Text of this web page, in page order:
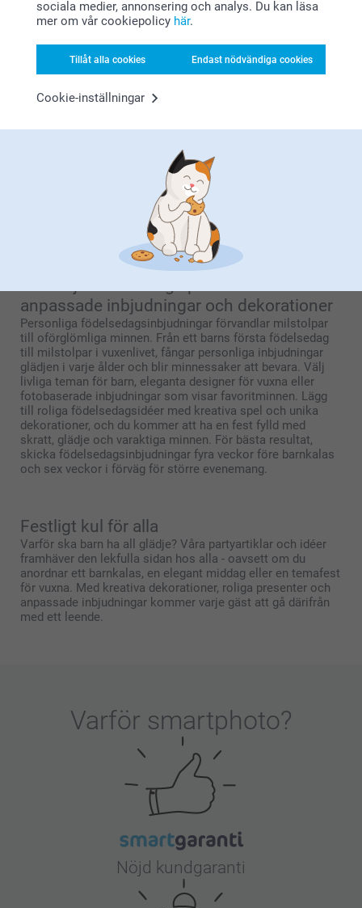
sociala medier, annonsering och analys. Du kan läsa
mer om vår cookiepolicy här.
Tillåt alla cookies Endast nödvändiga cookies
Cookie-inställningar
tropiska luauer till eleganta svart-och-guld-soaréer, skapar
unika teman ett oförglömligt party. Dessa idéer handlar inte
minnesskapare och den hemliga ingrediensen till spontana
dansutmaningar. Oavsett tillfälle förvandlar rätt tema en
Vem säger att du behöver en milstolpe för att ha en fest?
Några av de bästa minnena skapas under spontana ”bara
för att” firanden. Från improviserade middagar med vänner
till överraskningsfester i trädgården, våra lekfulla idéer och
udda dekorationer gör vilken vanlig dag som helst värd att
anpassade inbjudningar och dekorationer
Personliga födelsedagsinbjudningar förvandlar milstolpar
till oförglömliga minnen. Från ett barns första födelsedag
till milstolpar i vuxenlivet, fångar personliga inbjudningar
glädjen i varje ålder och blir minnessaker att bevara. Välj
livliga teman för barn, eleganta designer för vuxna eller
fotobaserade inbjudningar som visar favoritminnen. Lägg
till roliga födelsedagsidéer med kreativa spel och unika
dekorationer, och du kommer att ha en fest fylld med
skratt, glädje och varaktiga minnen. För bästa resultat,
skicka födelsedagsinbjudningar fyra veckor före barnkalas
och sex veckor i förväg för större evenemang.
Festligt kul för alla
Varför ska barn ha all glädje? Våra partyartiklar och idéer
framhäver den lekfulla sidan hos alla - oavsett om du
anordnar ett barnkalas, en elegant middag eller en temafest
för vuxna. Med kreativa dekorationer, roliga presenter och
anpassade inbjudningar kommer varje gäst att gå därifrån
med ett leende.
Varför smartphoto?
Nöjd kundgaranti